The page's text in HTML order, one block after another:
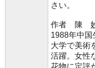
さい。
作者 陳 妙
1988年中国
大学で美術
活躍。女性